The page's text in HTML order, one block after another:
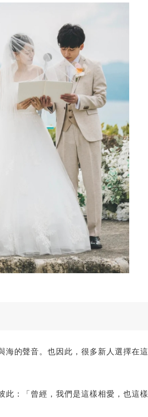
海的聲音。也因此，很多新人選擇在這
此：「曾經，我們是這樣相愛，也這樣